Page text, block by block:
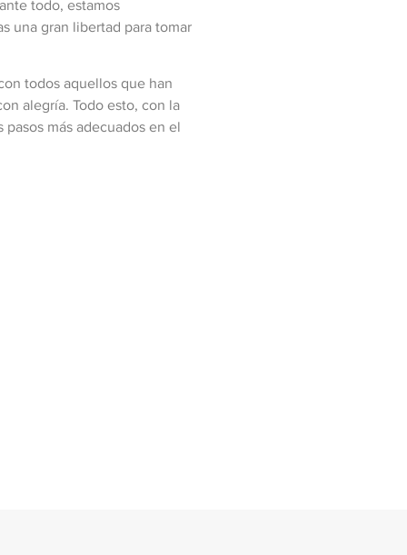
todo, estamos
una gran libertad para tomar
todos aquellos que han
alegría. Todo esto, con la
más adecuados en el